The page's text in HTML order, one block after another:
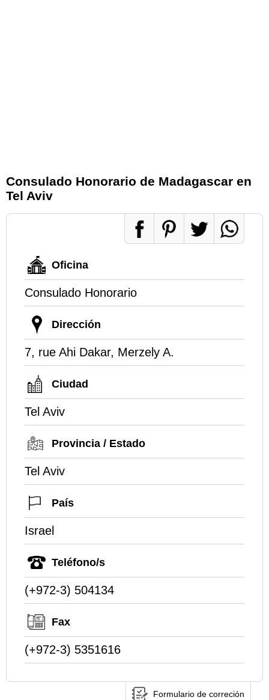
Consulado Honorario de Madagascar en
Tel Aviv
Oficina
Consulado Honorario
Dirección
7, rue Ahi Dakar, Merzely A.
Ciudad
Tel Aviv
Provincia / Estado
Tel Aviv
País
Israel
Teléfono/s
(+972-3) 504134
Fax
(+972-3) 5351616
Formulario de correción